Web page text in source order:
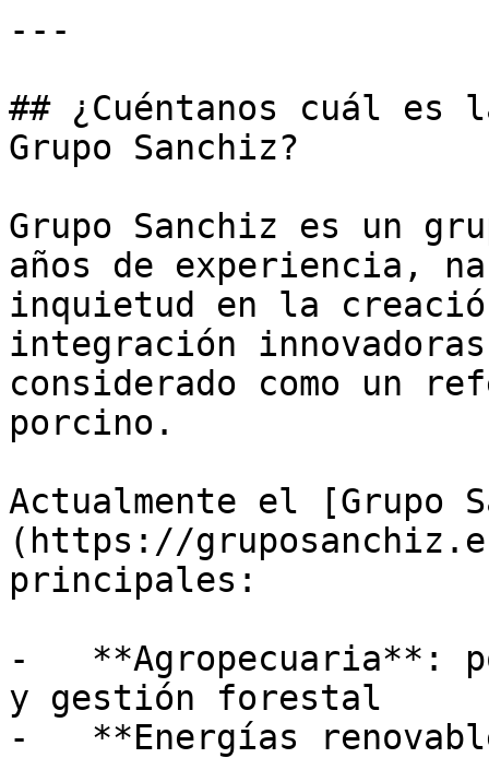
---
## ¿Cuéntanos cuál
Grupo Sanchiz?
Grupo Sanchiz es un
años de experiencia,
inquietud en la
integración
considerado como un
porcino.
Actualmente el [Grupo
(https://
principales:
-   **Agropecuaria**:
y gestión forestal
-   **Energías